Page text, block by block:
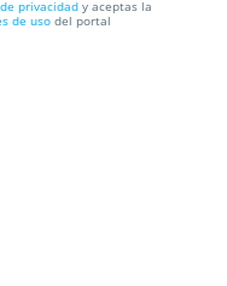
Palacio "La
privacidad y aceptas la
de uso del portal